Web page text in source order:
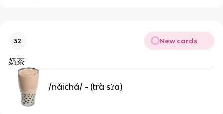
32 New cards
奶茶
/nǎichá/ - (trà sữa)